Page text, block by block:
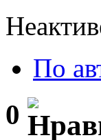
По
0